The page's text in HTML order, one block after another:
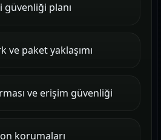
güvenliği planı
ve paket yaklaşımı
ve erişim güvenliği
korumaları